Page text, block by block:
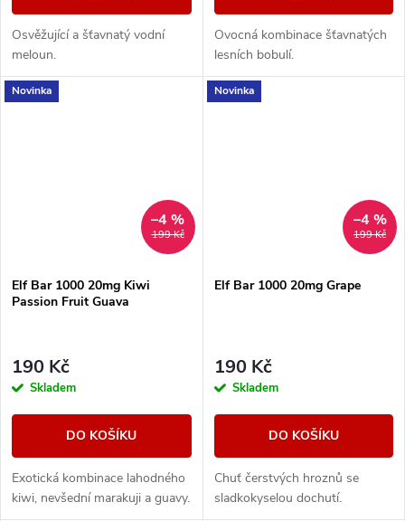
Osvěžující a šťavnatý vodní
meloun.
Ovocná kombinace šťavnatých
lesních bobulí.
Novinka
199 Kč
–4 %
Elf Bar 1000 20mg Kiwi
Passion Fruit Guava
190 Kč
Skladem
DO KOŠÍKU
Exotická kombinace lahodného
kiwi, nevšední marakuji a guavy.
Novinka
199 Kč
–4 %
Elf Bar 1000 20mg Grape
190 Kč
Skladem
DO KOŠÍKU
Chuť čerstvých hroznů se
sladkokyselou dochutí.